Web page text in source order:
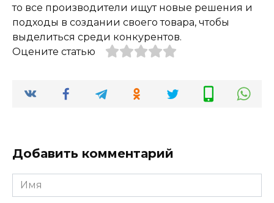
то все производители ищут новые решения и
подходы в создании своего товара, чтобы
выделиться среди конкурентов.
Оцените статью
Добавить комментарий
Имя
*